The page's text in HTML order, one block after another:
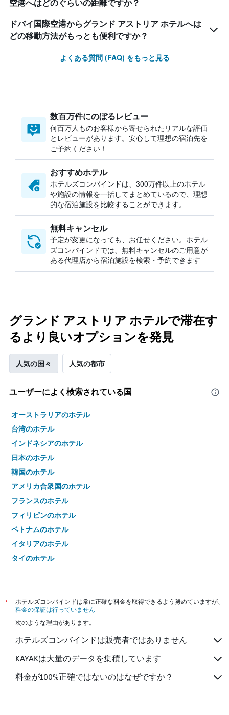
空港へはどのぐらいの距離ですか？
ドバイ国際空港からグランド アストリア ホテルへは
どの移動方法がもっとも便利ですか？
よくある質問 (FAQ) をもっと見る
数百万件にのぼるレビュー
何百万人ものお客様から寄せられたリアルな評価
とレビューがあります。安心して理想の宿泊先を
ご予約ください！
おすすめホテル
ホテルズコンバインドは、300万件以上のホテル
や施設の情報を一括してまとめているので、理想
的な宿泊施設を比較することができます。
無料キャンセル
予定が変更になっても、お任せください。ホテル
ズコンバインドでは、無料キャンセルのご用意が
ある代理店から宿泊施設を検索・予約できます
グランド アストリア ホテルで滞在す
るより良いオプションを発見
人気の国々 人気の都市
ユーザーによく検索されている国
オーストラリアのホテル
台湾のホテル
インドネシアのホテル
日本のホテル
韓国のホテル
アメリカ合衆国のホテル
フランスのホテル
フィリピンのホテル
ベトナムのホテル
イタリアのホテル
タイのホテル
*
ホテルズコンバインドは常に正確な料金を取得できるよう努めていますが、
料金の保証は行っていません
次のような理由があります。
ホテルズコンバインドは販売者ではありません
KAYAKは大量のデータを集積しています
料金が100%正確ではないのはなぜですか？